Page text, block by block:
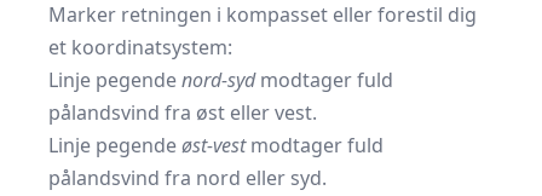
Marker retningen i kompasset eller forestil dig
et koordinatsystem:
Linje pegendenord-sydmodtager fuld
pålandsvind fra øst eller vest.
Linje pegendeøst-vestmodtager fuld
pålandsvind fra nord eller syd.